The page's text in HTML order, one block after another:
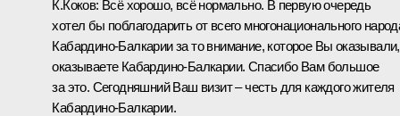
К.Коков: Всё хорошо, всё нормально. В первую очередь
хотел бы поблагодарить от всего многонационального
Кабардино-Балкарии за то внимание, которое Вы оказывали,
оказываете Кабардино-Балкарии. Спасибо Вам большое
за это. Сегодняшний Ваш визит – честь для каждого жителя
Кабардино-Балкарии.